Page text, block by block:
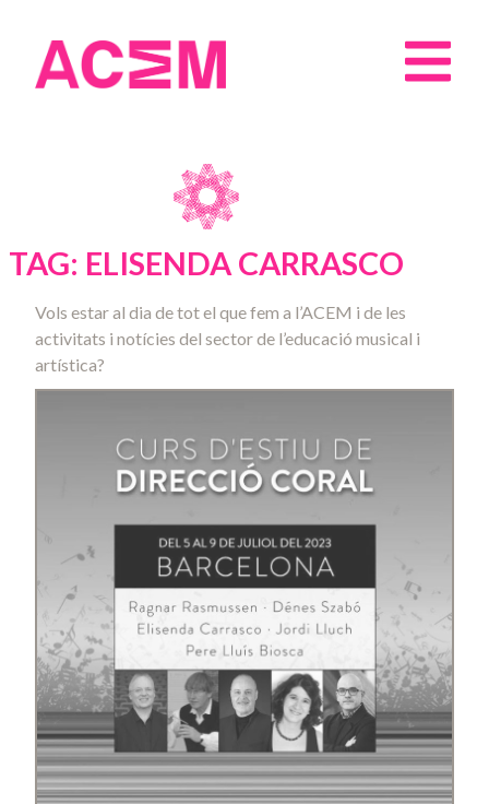
TAG: ELISENDA CARRASCO
Vols estar al dia de tot el que fem a l’ACEM i de les
activitats i notícies del sector de l’educació musical i
artística?